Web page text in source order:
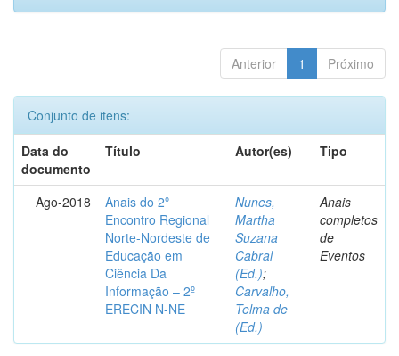
Anterior 1 Próximo
Conjunto de itens:
Data do
documento
Título Autor(es) Tipo
Ago-2018
Anais do 2º
Encontro Regional
Norte-Nordeste de
Educação em
Ciência Da
Informação – 2º
ERECIN N-NE
Nunes,
Martha
Suzana
Cabral
(Ed.);
Carvalho,
Telma de
(Ed.)
Anais
completos
de
Eventos